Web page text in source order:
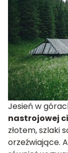
Jesień w
nastrojowej
złotem, szlaki
orzeźwiające.